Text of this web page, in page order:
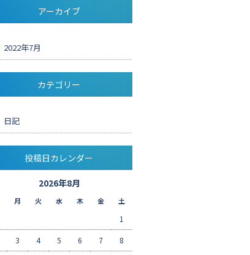
アーカイブ
2022年7月
カテゴリー
日記
投稿日カレンダー
2026年8月
月 火 水 木 金 土
1
3 4 5 6 7 8